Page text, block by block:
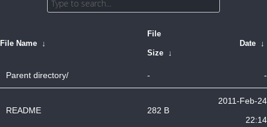
File Name ↓
File
Size ↓
Date ↓
Parent directory/ - -
README 282 B
2011-Feb-24
22:14